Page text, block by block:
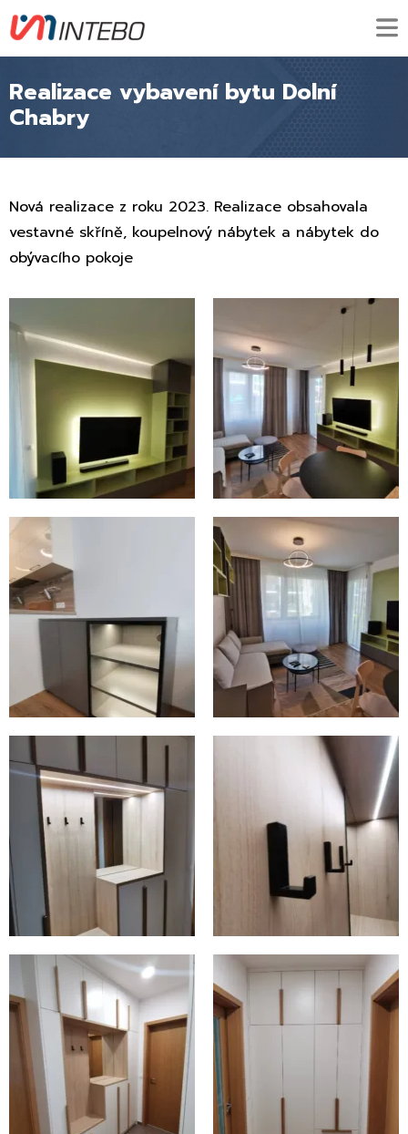
Realizace vybavení bytu Dolní
Chabry
Nová realizace z roku 2023. Realizace obsahovala
vestavné skříně, koupelnový nábytek a nábytek do
obývacího pokoje